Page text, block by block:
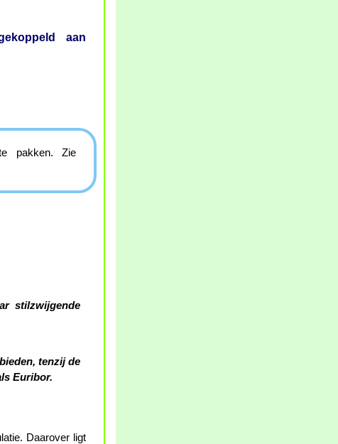
aan
pakken. Zie
stilzwijgende
tenzij de
Euribor.
Daarover ligt